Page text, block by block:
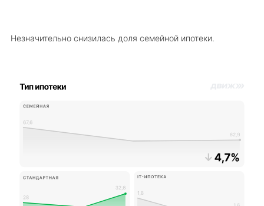
Незначительно снизилась доля семейной ипотеки.